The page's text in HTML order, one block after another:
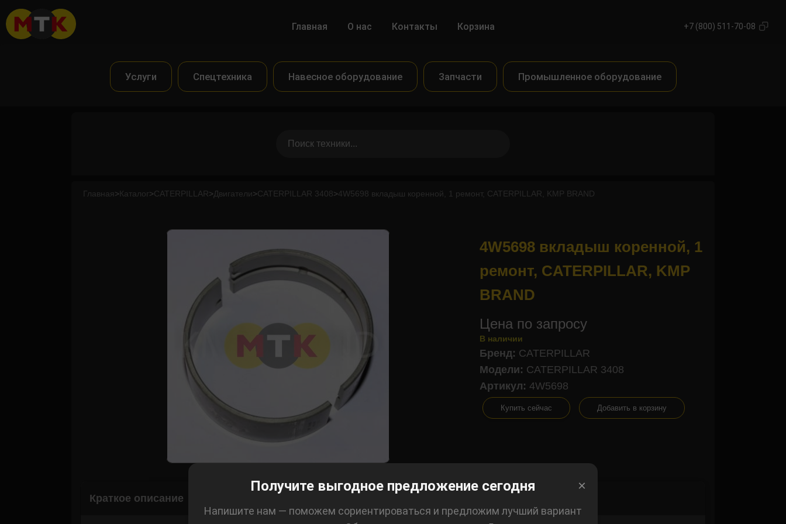
×
Получите выгодное предложение сегодня
Напишите нам — поможем сориентироваться и предложим лучший вариант
×
Корзина
Главная О нас Контакты Корзина +7 (800) 511-70-08
Услуги Спецтехника Навесное оборудование Запчасти Промышленное оборудование
Главная>Каталог>CATERPILLAR>Двигатели>CATERPILLAR 3408>4W5698 вкладыш коренной, 1 ремонт, CATERPILLAR, KMP BRAND
4W5698 вкладыш коренной, 1
ремонт, CATERPILLAR, KMP
BRAND
Цена по запросу
В наличии
Бренд: CATERPILLAR
Модели: CATERPILLAR 3408
Артикул: 4W5698
Купить сейчас Добавить в корзину
Краткое описание